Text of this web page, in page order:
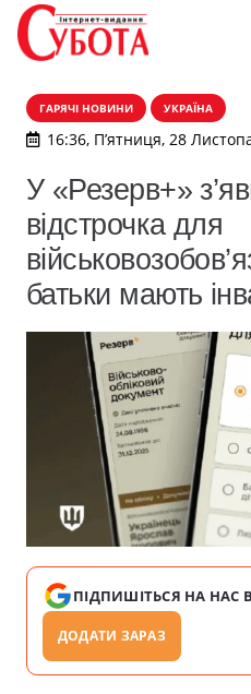
ГАРЯЧІ НОВИНИ УКРАЇНА
16:36, П’ятниця, 28
У «Резерв+»
відстрочка для
батьки мають
ПІДПИШІТЬСЯ НА НАС В
ДОДАТИ ЗАРАЗ